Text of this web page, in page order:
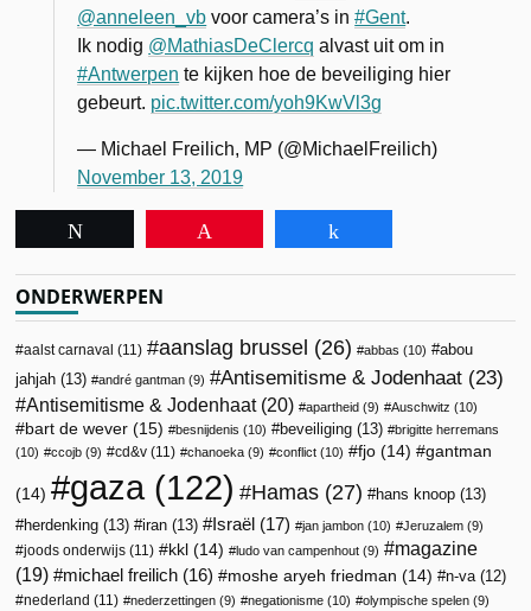
@anneleen_vb voor camera’s in#Gent.
Ik nodig @MathiasDeClercq alvast uit om in
#Antwerpen te kijken hoe de beveiliging hier
gebeurt. pic.twitter.com/yoh9KwVl3g
— Michael Freilich, MP (@MichaelFreilich)
November 13, 2019
ONDERWERPEN
aalst carnaval (11) aanslag brussel (26) abbas (10)
abou
jahjah (13) andré gantman (9) Antisemitisme & Jodenhaat (23)
Antisemitisme & Jodenhaat(20) apartheid (9) Auschwitz (10)
bart de wever (15) besnijdenis (10) beveiliging (13)
brigitte herremans
(10)
ccojb (9) cd&v (11) chanoeka (9) conflict (10) fjo (14) gantman
(14) gaza (122) Hamas (27) hans knoop (13)
herdenking (13) iran (13) Israël (17) jan jambon (10) Jeruzalem (9)
joods onderwijs (11) kkl (14) ludo van campenhout (9)
magazine
(19)
michael freilich (16) moshe aryeh friedman (14) n-va (12)
nederland (11) nederzettingen (9) negationisme (10) olympische spelen (9)